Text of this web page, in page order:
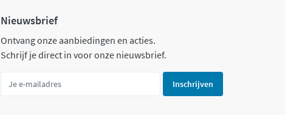
Nieuwsbrief
Ontvang onze aanbiedingen en acties.
Schrijf je direct in voor onze nieuwsbrief.
Inschrijven